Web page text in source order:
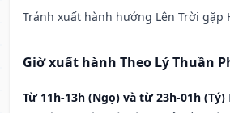
Tránh xuất hành hướng Lên Trời gặp
Giờ xuất hành Theo Lý Thuần
Từ 11h-13h (Ngọ) và từ 23h-01h (Tý)